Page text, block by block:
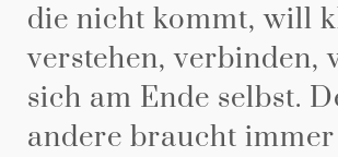
die nicht kommt, will
verstehen, verbinden,
sich am Ende selbst.
andere braucht